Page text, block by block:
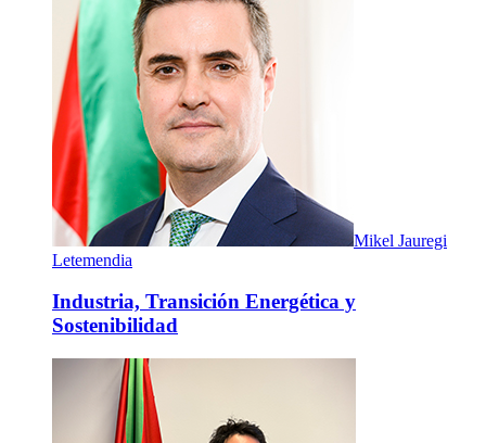
Mikel Jauregi
Letemendia
Industria, Transición Energética y
Sostenibilidad